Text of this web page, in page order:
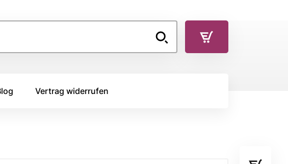
Vertrag widerrufen